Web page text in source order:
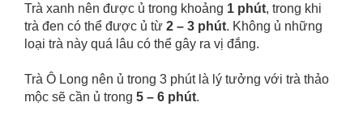
Trà xanh nên được ủ trong khoảng 1 phút, trong khi
trà đen có thể được ủ từ 2 – 3 phút. Không ủ những
loại trà này quá lâu có thể gây ra vị đắng.
Trà Ô Long nên ủ trong 3 phút là lý tưởng với trà thảo
mộc sẽ cần ủ trong 5 – 6 phút.